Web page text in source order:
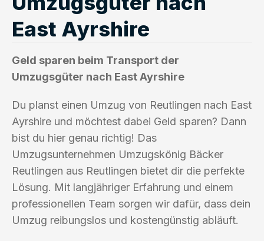
East Ayrshire
Geld sparen beim Transport der
Umzugsgüter nach East Ayrshire
Du planst einen Umzug von Reutlingen nach East
Ayrshire und möchtest dabei Geld sparen? Dann
bist du hier genau richtig! Das
Umzugsunternehmen Umzugskönig Bäcker
Reutlingen aus Reutlingen bietet dir die perfekte
Lösung. Mit langjähriger Erfahrung und einem
professionellen Team sorgen wir dafür, dass dein
Umzug reibungslos und kostengünstig abläuft.